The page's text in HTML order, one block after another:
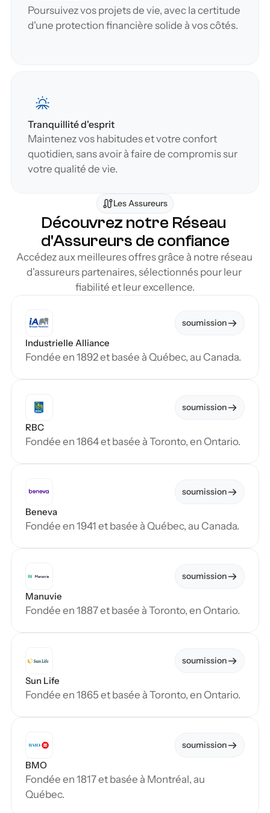
Poursuivez vos projets de vie, avec la certitude
d'une protection financière solide à vos côtés.
Tranquillité d'esprit
Maintenez vos habitudes et votre confort
quotidien, sans avoir à faire de compromis sur
votre qualité de vie.
Les Assureurs
Découvrez notre Réseau
d'Assureurs de confiance
Accédez aux meilleures offres grâce à notre réseau
d'assureurs partenaires, sélectionnés pour leur
fiabilité et leur excellence.
soumission
Industrielle Alliance
Fondée en 1892 et basée à Québec, au Canada.
soumission
RBC
Fondée en 1864 et basée à Toronto, en Ontario.
soumission
Beneva
Fondée en 1941 et basée à Québec, au Canada.
soumission
Manuvie
Fondée en 1887 et basée à Toronto, en Ontario.
soumission
Sun Life
Fondée en 1865 et basée à Toronto, en Ontario.
soumission
BMO
Fondée en 1817 et basée à Montréal, au
Québec.